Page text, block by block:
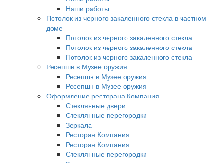
Наши работы
Потолок из черного закаленного стекла в частном
доме
Потолок из черного закаленного стекла
Потолок из черного закаленного стекла
Потолок из черного закаленного стекла
Ресепшн в Музее оружия
Ресепшн в Музее оружия
Ресепшн в Музее оружия
Оформление ресторана Компания
Стеклянные двери
Стеклянные перегородки
Зеркала
Ресторан Компания
Ресторан Компания
Стеклянные перегородки